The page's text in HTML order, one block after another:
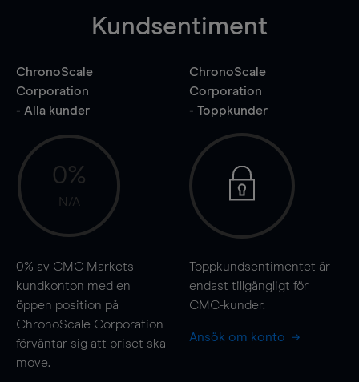
Kundsentiment
ChronoScale
Corporation
- Alla kunder
0%
N/A
0% av CMC Markets
kundkonton med en
öppen position på
ChronoScale Corporation
förväntar sig att priset ska
move.
ChronoScale
Corporation
- Toppkunder
Toppkundsentimentet är
endast tillgängligt för
CMC-kunder.
Ansök om konto